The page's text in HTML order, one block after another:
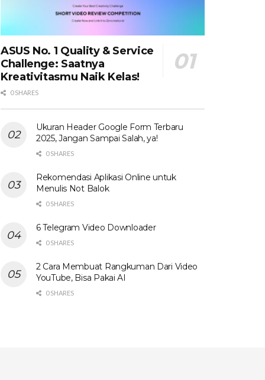
ASUS No. 1 Quality & Service
Challenge: Saatnya
Kreativitasmu Naik Kelas!
0 SHARES
Ukuran Header Google Form Terbaru
2025, Jangan Sampai Salah, ya!
0 SHARES
Rekomendasi Aplikasi Online untuk
Menulis Not Balok
0 SHARES
6 Telegram Video Downloader
0 SHARES
2 Cara Membuat Rangkuman Dari Video
YouTube, Bisa Pakai AI
0 SHARES